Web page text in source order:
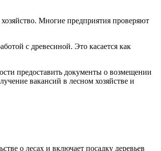
Многие предприятия проверяют
с древесиной. Это касается как
предоставить документы о возмещении
вакансий в лесном хозяйстве и
о лесах и включает посадку деревьев